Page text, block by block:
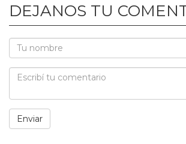
DEJANOS TU